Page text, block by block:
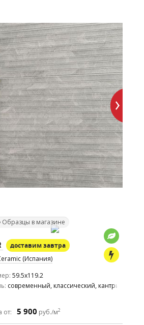
Образцы в магазине
доставим завтра
(Испания)
59.5x119.2
современный, классический, кантри, ар
от: 5 900 руб./м2